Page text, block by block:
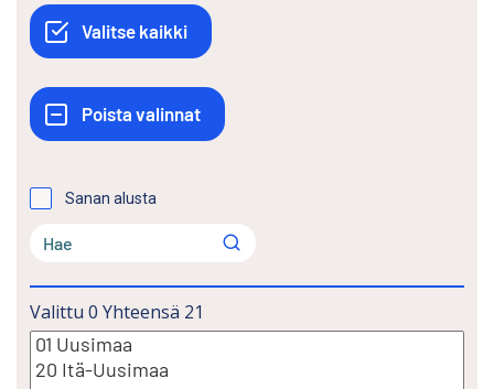
Sanan alusta
Valittu 0 Yhteensä 21